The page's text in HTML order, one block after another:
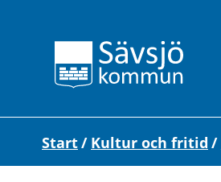
Start/ Kultur och fritid /